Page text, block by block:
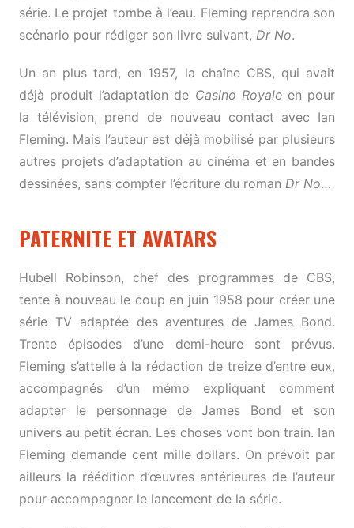
série. Le projet tombe à l’eau. Fleming reprendra son
scénario pour rédiger son livre suivant, Dr No.
Un an plus tard, en 1957, la chaîne CBS, qui avait
déjà produit l’adaptation de Casino Royaleen pour
la télévision, prend de nouveau contact avec Ian
Fleming. Mais l’auteur est déjà mobilisé par plusieurs
autres projets d’adaptation au cinéma et en bandes
dessinées, sans compter l’écriture du roman Dr No…
PATERNITE ET AVATARS
Hubell Robinson, chef des programmes de CBS,
tente à nouveau le coup en juin 1958 pour créer une
série TV adaptée des aventures de James Bond.
Trente épisodes d’une demi-heure sont prévus.
Fleming s’attelle à la rédaction de treize d’entre eux,
accompagnés d’un mémo expliquant comment
adapter le personnage de James Bond et son
univers au petit écran. Les choses vont bon train. Ian
Fleming demande cent mille dollars. On prévoit par
ailleurs la réédition d’œuvres antérieures de l’auteur
pour accompagner le lancement de la série.